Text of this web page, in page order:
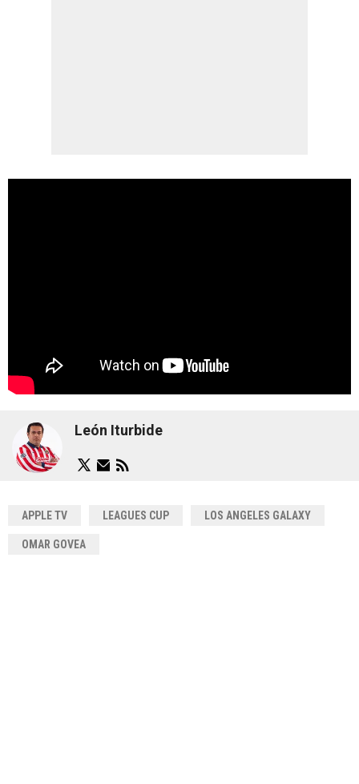
León Iturbide
APPLE TV LEAGUES CUP LOS ANGELES GALAXY
OMAR GOVEA